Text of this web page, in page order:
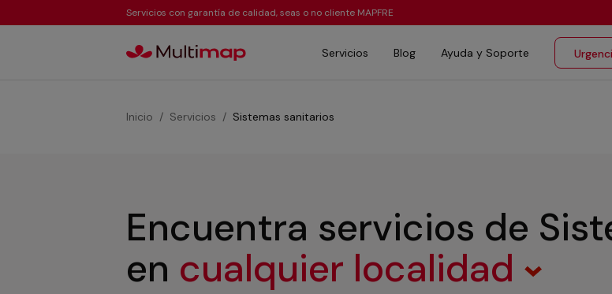
Servicios con garantía de calidad, seas o no cliente MAPFRE
Servicios Blog Ayuda y Soporte
Inicio Servicios Sistemas sanitarios
Encuentra servicios de
en cualquier localidad